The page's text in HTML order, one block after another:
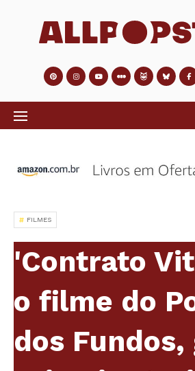
FILMES
'Contrato
o filme do
dos Fundos,